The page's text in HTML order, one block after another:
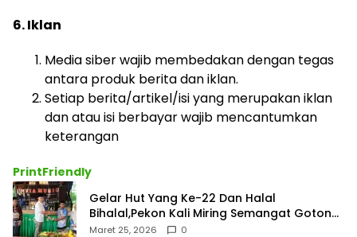
6. Iklan
Media siber wajib membedakan dengan tegas
antara produk berita dan iklan.
Setiap berita/artikel/isi yang merupakan iklan
dan atau isi berbayar wajib mencantumkan
keterangan
PrintFriendly
Gelar Hut Yang Ke-22 Dan Halal
Bihalal,Pekon Kali Miring Semangat Gotong
Royong
Maret 25, 2026 0